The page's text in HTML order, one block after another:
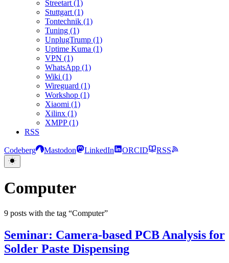
Streetart (1)
Stuttgart (1)
Tontechnik (1)
Tuning (1)
UnplugTrump (1)
Uptime Kuma (1)
VPN (1)
WhatsApp (1)
Wiki (1)
Wireguard (1)
Workshop (1)
Xiaomi (1)
Xilinx (1)
XMPP (1)
RSS
Codeberg Mastodon LinkedIn ORCID RSS
Computer
9 posts with the tag “Computer”
Seminar: Camera-based PCB Analysis for
Solder Paste Dispensing